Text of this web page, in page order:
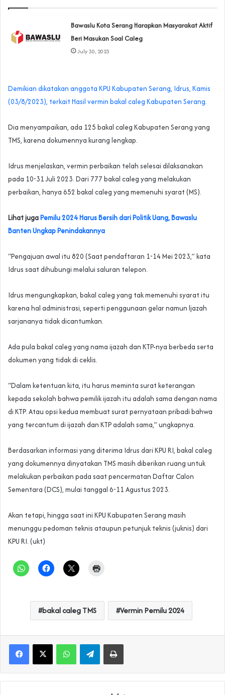
Bawaslu Kota Serang Harapkan Masyarakat Aktif
Beri Masukan Soal Caleg
July 30, 2023
Demikian dikatakan anggota KPU Kabupaten Serang, Idrus, Kamis
(03/8/2023), terkait Hasil vermin bakal caleg Kabupaten Serang.
Dia menyampaikan, ada 125 bakal caleg Kabupaten Serang yang
TMS, karena dokumennya kurang lengkap.
Idrus menjelaskan, vermin perbaikan telah selesai dilaksanakan
pada 10-31 Juli 2023. Dari 777 bakal caleg yang melakukan
perbaikan, hanya 652 bakal caleg yang memenuhi syarat (MS).
Lihat jugaPemilu 2024 Harus Bersih dari Politik Uang, Bawaslu
Banten Ungkap Penindakannya
“Pengajuan awal itu 820 (Saat pendaftaran 1-14 Mei 2023,” kata
Idrus saat dihubungi melalui saluran telepon.
Idrus mengungkapkan, bakal caleg yang tak memenuhi syarat itu
karena hal administrasi, seperti penggunaan gelar namun ljazah
sarjananya tidak dicantumkan.
Ada pula bakal caleg yang nama ijazah dan KTP-nya berbeda serta
dokumen yang tidak di ceklis.
“Dalam ketentuan kita, itu harus meminta surat keterangan
kepada sekolah bahwa pemilik ijazah itu adalah sama dengan nama
di KTP. Atau opsi kedua membuat surat pernyataan pribadi bahwa
yang tercantum di ijazah dan KTP adalah sama,” ungkapnya.
Berdasarkan informasi yang diterima Idrus dari KPU RI, bakal caleg
yang dokumennya dinyatakan TMS masih diberikan ruang untuk
melakukan perbaikan pada saat pencermatan Daftar Calon
Sementara (DCS), mulai tanggal 6-11 Agustus 2023.
Akan tetapi, hingga saat ini KPU Kabupaten Serang masih
menunggu pedoman teknis ataupun petunjuk teknis (juknis) dari
KPU RI. (ukt)
bakal caleg TMS Vermin Pemilu 2024
WhatsAppTelegramPrint